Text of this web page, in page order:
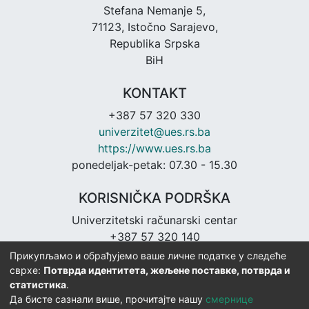
Stefana Nemanje 5,
71123, Istočno Sarajevo,
Republika Srpska
BiH
KONTAKT
+387 57 320 330
univerzitet@ues.rs.ba
https://www.ues.rs.ba
ponedeljak-petak: 07.30 - 15.30
KORISNIČKA PODRŠKA
Univerzitetski računarski centar
+387 57 320 140
urc@ues.rs.ba
https://urc.ues.rs.ba
Прикупљамо и обрађујемо ваше личне податке у следеће
сврхе: Потврда идентитета, жељене поставке, потврда и
статистика.
Да бисте сазнали више, прочитајте нашу смернице